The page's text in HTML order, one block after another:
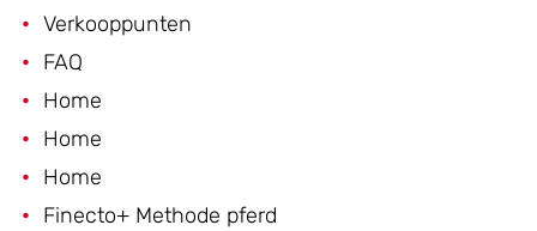
Verkooppunten
FAQ
Home
Home
Home
Finecto+ Methode pferd